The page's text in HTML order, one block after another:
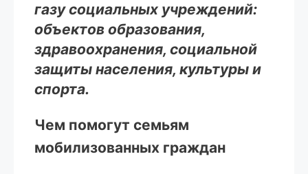
газу социальных учреждений:
объектов образования,
здравоохранения, социальной
защиты населения, культуры и
спорта.
Чем помогут семьям
мобилизованных граждан